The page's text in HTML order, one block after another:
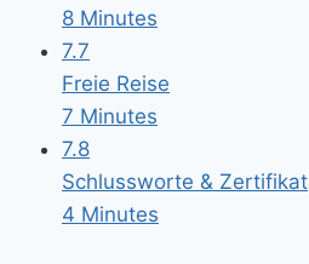
8 Minutes
7.7
Freie Reise
7 Minutes
7.8
Schlussworte & Zertifikat
4 Minutes